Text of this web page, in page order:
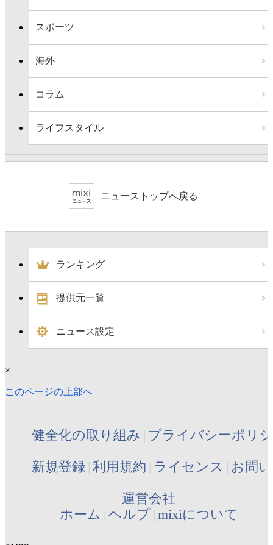
スポーツ
海外
コラム
ライフスタイル
ニューストップへ戻る
ランキング
提供元一覧
ニュース設定
×
このページの上部へ
健全化の取り組み プライバシーポリ
新規登録 利用規約 ライセンス お問
運営会社
ホーム ヘルプ mixiについて